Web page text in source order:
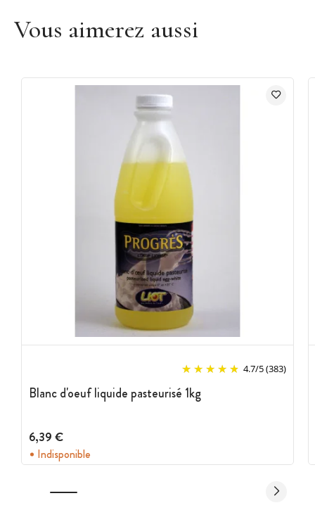
Vous aimerez aussi
4.7/5(383)
Blanc d'oeuf liquide pasteurisé 1kg
6,39 €
Indisponible